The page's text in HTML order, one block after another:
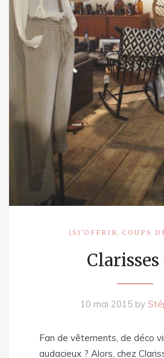
(S)'OFFRIR , COUPS
Clarisses
10 mai 2015by
Fan de vêtements, de déco
audacieux ? Alors, chez